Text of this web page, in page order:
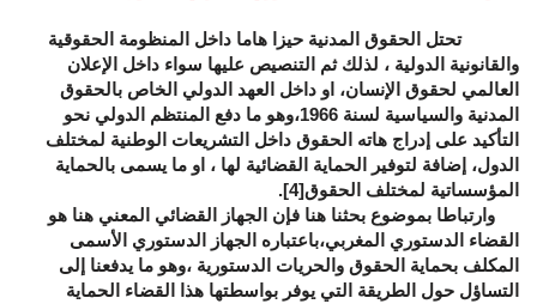
تحتل الحقوق المدنية حيزا هاما داخل المنظومة الحقوقية
والقانونية الدولية ، لذلك ثم التنصيص عليها سواء داخل الإعلان
العالمي لحقوق الإنسان، او داخل العهد الدولي الخاص بالحقوق
المدنية والسياسية لسنة 1966،وهو ما دفع المنتظم الدولي نحو
التأكيد على إدراج هاته الحقوق داخل التشريعات الوطنية لمختلف
الدول، إضافة لتوفير الحماية القضائية لها ، او ما يسمى بالحماية
المؤسساتية لمختلف الحقوق[4]
.
وارتباطا بموضوع بحثنا هنا فإن الجهاز القضائي المعني هنا هو
القضاء الدستوري المغربي،باعتباره الجهاز الدستوري الأسمى
المكلف بحماية الحقوق والحريات الدستورية ،وهو ما يدفعنا إلى
التساؤل حول الطريقة التي يوفر بواسطتها هذا القضاء الحماية